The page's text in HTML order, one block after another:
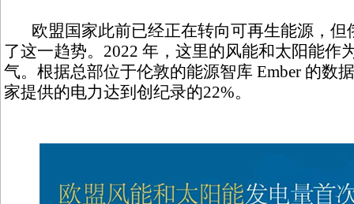
欧盟国家此前已经正在转向可再生能源，但
了这一趋势。2022 年，这里的风能和太阳能作
气。根据总部位于伦敦的能源智库 Ember 的数
家提供的电力达到创纪录的22%。